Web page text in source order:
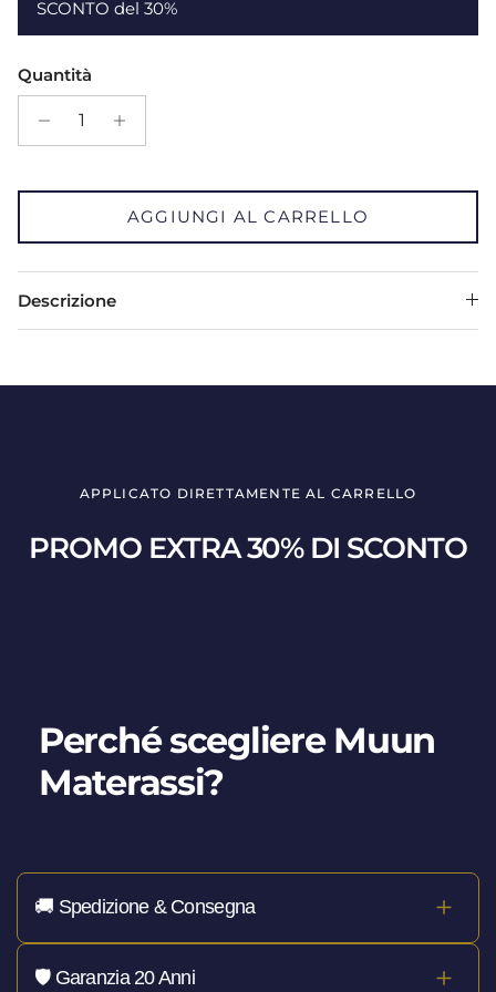
SCONTO del 30%
Quantità
AGGIUNGI AL CARRELLO
Descrizione
APPLICATO DIRETTAMENTE AL CARRELLO
PROMO EXTRA 30% DI SCONTO
Perché scegliere Muun
Materassi?
🚚 Spedizione & Consegna
consegna rapida in
🛡️ Garanzia 20 Anni